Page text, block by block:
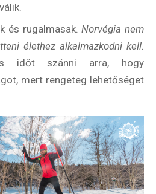
és rugalmasak. Norvégia nem
élethez alkalmazkodni kell.
időt szánni arra, hogy
mert rengeteg lehetőséget